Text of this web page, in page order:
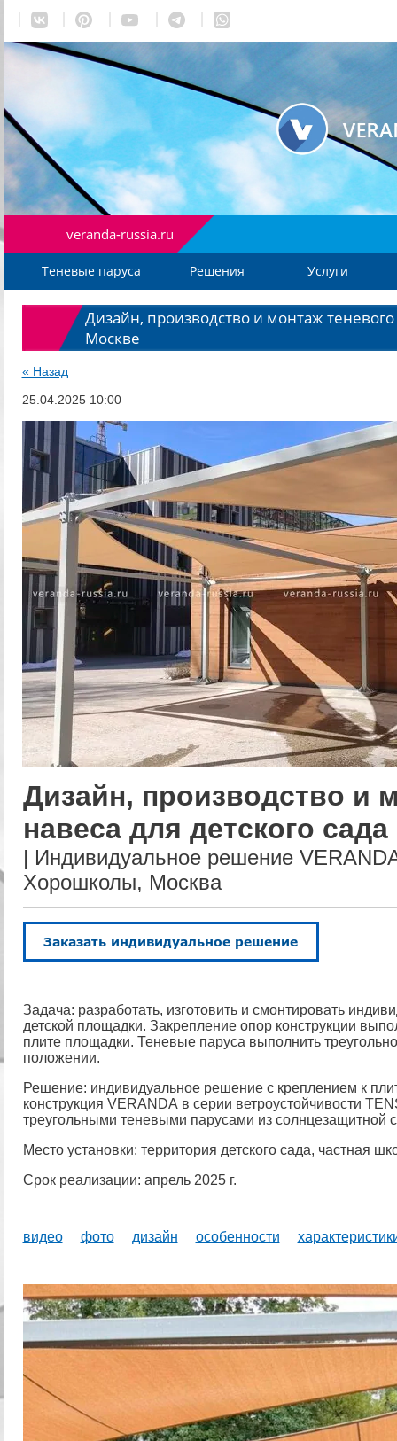
veranda-russia.ru
Теневые паруса Решения Услуги
Дизайн, производство и монтаж теневого
Москве
« Назад
25.04.2025 10:00
Дизайн, производство и
навеса для детского сада
| Индивидуальное решение
Хорошколы, Москва
Задача: разработать, изготовить и смонтировать
детской площадки. Закрепление опор конструкции
плите площадки. Теневые паруса выполнить
положении.
Решение: индивидуальное решение с креплением к
конструкция VERANDA в серии ветроустойчивости
треугольными теневыми парусами из солнцезащитной
Место установки: территория детского сада, частная
Срок реализации: апрель 2025 г.
видео фото дизайн особенности